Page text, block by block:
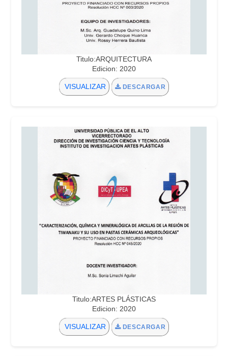
Titulo:ARQUITECTURA
Edicion: 2020
VISUALIZAR DESCARGAR
Titulo:ARTES PLÁSTICAS
Edicion: 2020
VISUALIZAR DESCARGAR